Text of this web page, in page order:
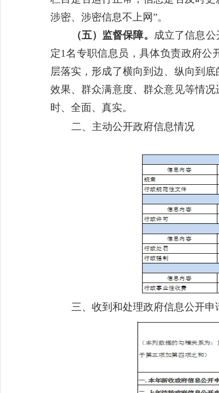
涉密、涉密信息不上网”。
（五）监督保障。 成立了信息
定1名专职信息员，具体负责政府公
层落实，形成了横向到边、纵向到
效果、群众满意度、群众意见等情
时、全面、真实。
二、主动公开政府信息情况
三、 收到和处理政府信息公开申